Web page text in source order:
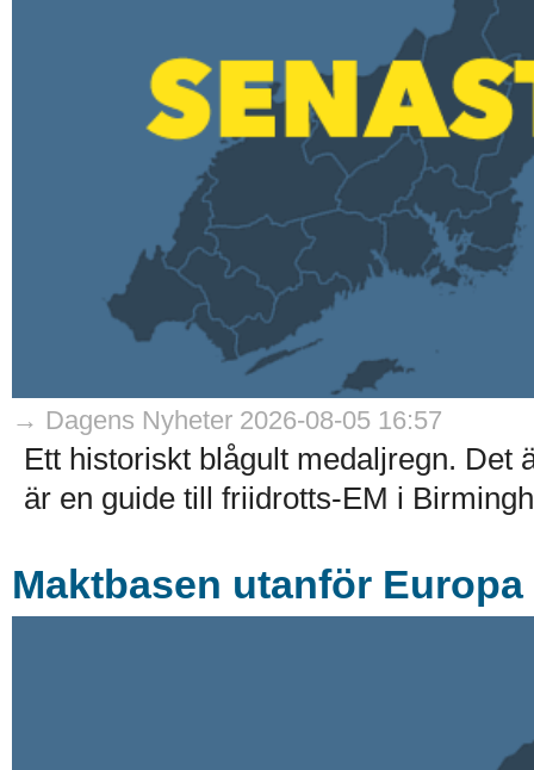
→ Dagens Nyheter 2026-08-05 16:57
Ett historiskt blågult medaljregn. Det
är en guide till friidrotts-EM i
Maktbasen utanför